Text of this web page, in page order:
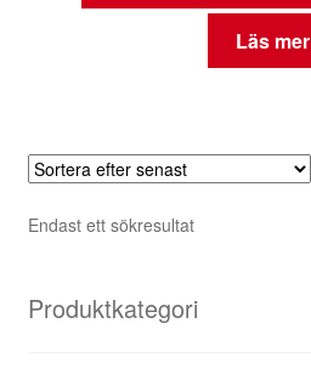
Läs mer
Endast ett sökresultat
Produktkategori